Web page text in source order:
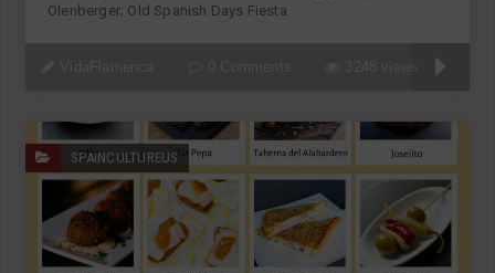
Olenberger; Old Spanish Days Fiesta
SPAINCULTUREUS